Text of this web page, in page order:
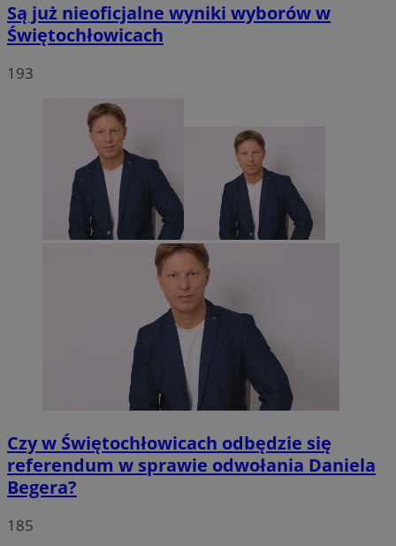
Są już nieoficjalne wyniki wyborów w
Świętochłowicach
193
Czy w Świętochłowicach odbędzie się
referendum w sprawie odwołania Daniela
Begera?
185